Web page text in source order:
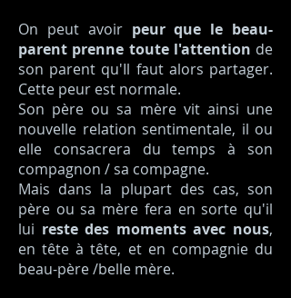
On peut avoirpeur que le beau-
parent prenne toute l'attention de
son parent qu'Il faut alors partager.
Cette peur est normale.
Son père ou sa mère vit ainsi une
nouvelle relation sentimentale, il ou
elle consacrera du temps à son
compagnon / sa compagne.
Mais dans la plupart des cas, son
père ou sa mère fera en sorte qu'il
lui reste des moments avec nous,
en tête à tête, et en compagnie du
beau-père /belle mère.